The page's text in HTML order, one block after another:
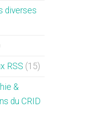
diverses
RSS (15)
&
du CRID